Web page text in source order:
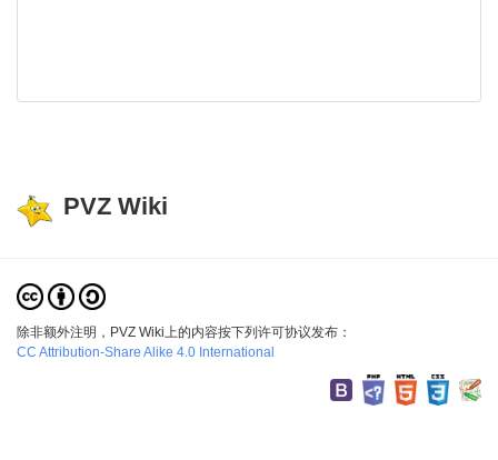
PVZ Wiki
除非额外注明，PVZ Wiki上的内容按下列许可协议发布：
CC Attribution-Share Alike 4.0 International